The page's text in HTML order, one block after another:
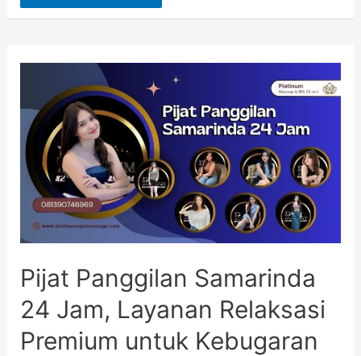
Pijat Panggilan Samarinda
24 Jam, Layanan Relaksasi
Premium untuk Kebugaran